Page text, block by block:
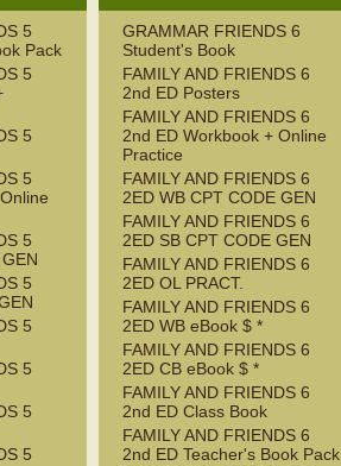
5
Pack
5
5
5
5
5
5
5
5
5
GRAMMAR FRIENDS 6
Student's Book
FAMILY AND FRIENDS 6
2nd ED Posters
FAMILY AND FRIENDS 6
2nd ED Workbook + Online
Practice
FAMILY AND FRIENDS 6
2ED WB CPT CODE GEN
FAMILY AND FRIENDS 6
2ED SB CPT CODE GEN
FAMILY AND FRIENDS 6
2ED OL PRACT.
FAMILY AND FRIENDS 6
2ED WB eBook $ *
FAMILY AND FRIENDS 6
2ED CB eBook $ *
FAMILY AND FRIENDS 6
2nd ED Class Book
FAMILY AND FRIENDS 6
2nd ED Teacher's Book Pack